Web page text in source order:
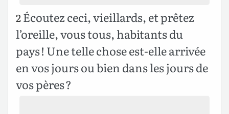
2Écoutez ceci, vieillards, et prêtez
l’oreille, vous tous, habitants du
pays ! Une telle chose est-elle arrivée
en vos jours ou bien dans les jours de
vos pères ?